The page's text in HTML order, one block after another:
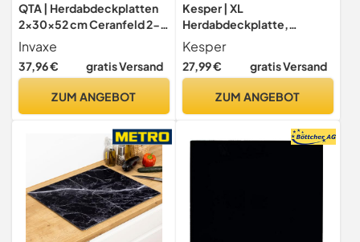
QTA | Herdabdeckplatten
2x30x52 cm Ceranfeld 2-
Teilig Universal Elektroherd
Induktion für Kochplatten
Herdschutz Deko
Sicherheitsglas
Invaxe
37,96 € gratis Versand
ZUM ANGEBOT
Kesper | XL
Herdabdeckplatte,
Material: Sicherheitsglas,
Maße: B: 50 x T: 38,5 x H: 3
cm, Farbe: Healthy Kitchen
Kesper
27,99 € gratis Versand
ZUM ANGEBOT